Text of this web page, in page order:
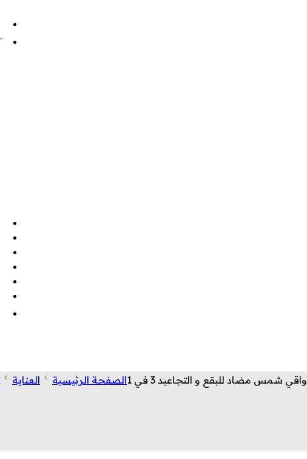
واقي شمس مضاد للبقع و التجاعيد 3 في 1 الصفحة الرئيسية العناية